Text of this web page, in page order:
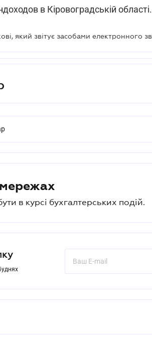
в Кіровоградській області.
в курсі бухгалтерських подій.